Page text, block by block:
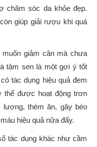
chăm sóc da khỏe đẹp.
giúp giải rượu khi quá
giảm cân mà chưa
tâm sen là một gợi ý tốt
tác dụng hiệu quả đem
thể được hoạt động trơn
lượng, thèm ăn, gây béo
hiệu quả nữa đấy.
tác dụng khác như cầm